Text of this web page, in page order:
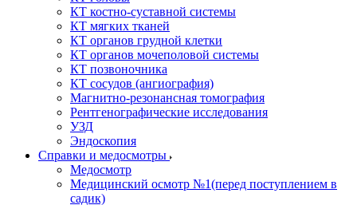
КТ костно-суставной системы
КТ мягких тканей
КТ органов грудной клетки
КТ органов мочеполовой системы
КТ позвоночника
КТ сосудов (ангиография)
Магнитно-резонансная томография
Рентгенографические исследования
УЗД
Эндоскопия
Справки и медосмотры
Медосмотр
Медицинский осмотр №1(перед поступлением в
садик)